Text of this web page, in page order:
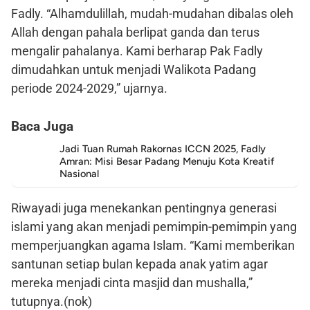
Fadly. “Alhamdulillah, mudah-mudahan dibalas oleh
Allah dengan pahala berlipat ganda dan terus
mengalir pahalanya. Kami berharap Pak Fadly
dimudahkan untuk menjadi Walikota Padang
periode 2024-2029,” ujarnya.
Baca Juga
Jadi Tuan Rumah Rakornas ICCN 2025, Fadly
Amran: Misi Besar Padang Menuju Kota Kreatif
Nasional
Riwayadi juga menekankan pentingnya generasi
islami yang akan menjadi pemimpin-pemimpin yang
memperjuangkan agama Islam. “Kami memberikan
santunan setiap bulan kepada anak yatim agar
mereka menjadi cinta masjid dan mushalla,”
tutupnya.(nok)